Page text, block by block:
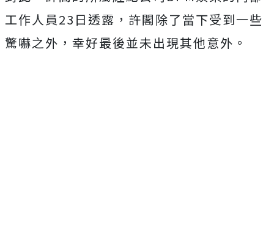
工作人員23日透露，許閣除了當下受到一些
驚嚇之外，幸好最後並未出現其他意外。